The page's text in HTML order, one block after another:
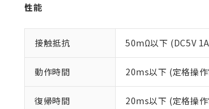
性能
接触抵抗 50mΩ以下 (DC5V
動作時間 20ms以下 (定格操
復帰時間 20ms以下 (定格操
※2
部
「
「